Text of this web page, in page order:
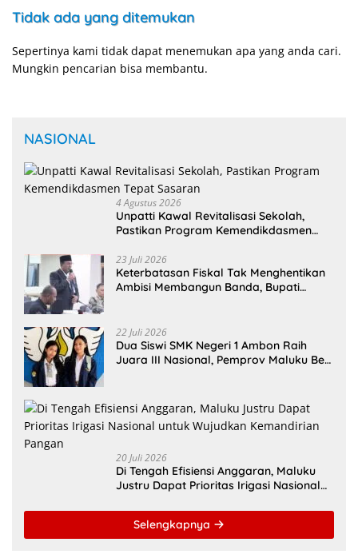
Tidak ada yang ditemukan
Sepertinya kami tidak dapat menemukan apa yang anda cari.
Mungkin pencarian bisa membantu.
NASIONAL
4 Agustus 2026
Unpatti Kawal Revitalisasi Sekolah,
Pastikan Program Kemendikdasmen
23 Juli 2026
Keterbatasan Fiskal Tak Menghentikan
Ambisi Membangun Banda, Bupati
22 Juli 2026
Dua Siswi SMK Negeri 1 Ambon Raih
Juara III Nasional, Pemprov Maluku Beri
20 Juli 2026
Di Tengah Efisiensi Anggaran, Maluku
Justru Dapat Prioritas Irigasi Nasional
Selengkapnya